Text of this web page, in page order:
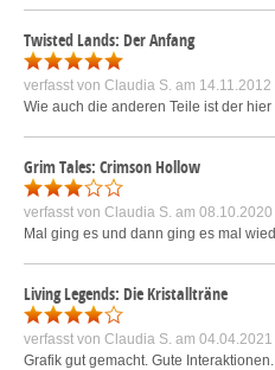
Twisted Lands: Der Anfang
verfasst von Claudia S. am 14.11.2012
Wie auch die anderen Teile ist der
Grim Tales: Crimson Hollow
verfasst von Claudia S. am
Mal ging es und dann ging es mal
Living Legends: Die Kristallträne
verfasst von Claudia S. am
Grafik gut gemacht. Gute